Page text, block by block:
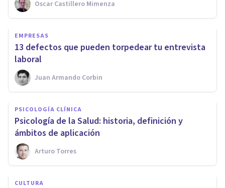
Oscar Castillero Mimenza
EMPRESAS
​13 defectos que pueden torpedear tu entrevista
laboral
Juan Armando Corbin
PSICOLOGÍA CLÍNICA
Psicología de la Salud: historia, definición y
ámbitos de aplicación
Arturo Torres
CULTURA